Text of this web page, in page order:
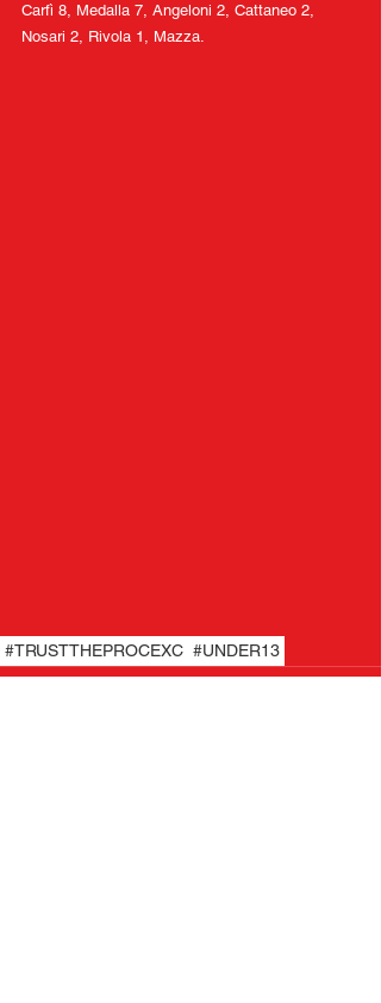
Carfì 8, Medalla 7, Angeloni 2, Cattaneo 2,
Nosari 2, Rivola 1, Mazza.
#TRUSTTHEPROCEXC #UNDER13